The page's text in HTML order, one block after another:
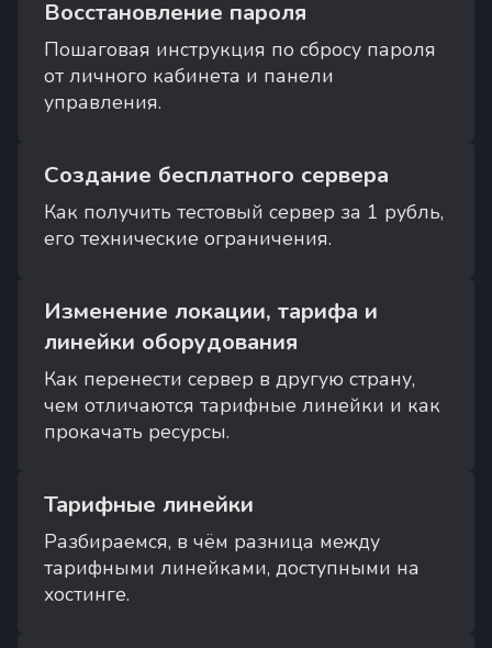
Восстановление пароля
Пошаговая инструкция по сбросу пароля
от личного кабинета и панели
управления.
Создание бесплатного сервера
Как получить тестовый сервер за 1 рубль,
его технические ограничения.
Изменение локации, тарифа и
линейки оборудования
Как перенести сервер в другую страну,
чем отличаются тарифные линейки и как
прокачать ресурсы.
Тарифные линейки
Разбираемся, в чём разница между
тарифными линейками, доступными на
хостинге.